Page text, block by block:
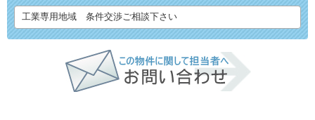
工業専用地域 条件交渉ご相談下さい